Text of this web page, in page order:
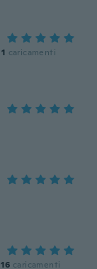
1 caricamenti
16 caricamenti